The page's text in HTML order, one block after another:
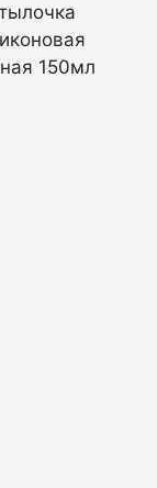
150мл